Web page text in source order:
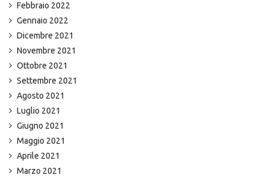
Febbraio 2022
Gennaio 2022
Dicembre 2021
Novembre 2021
Ottobre 2021
Settembre 2021
Agosto 2021
Luglio 2021
Giugno 2021
Maggio 2021
Aprile 2021
Marzo 2021